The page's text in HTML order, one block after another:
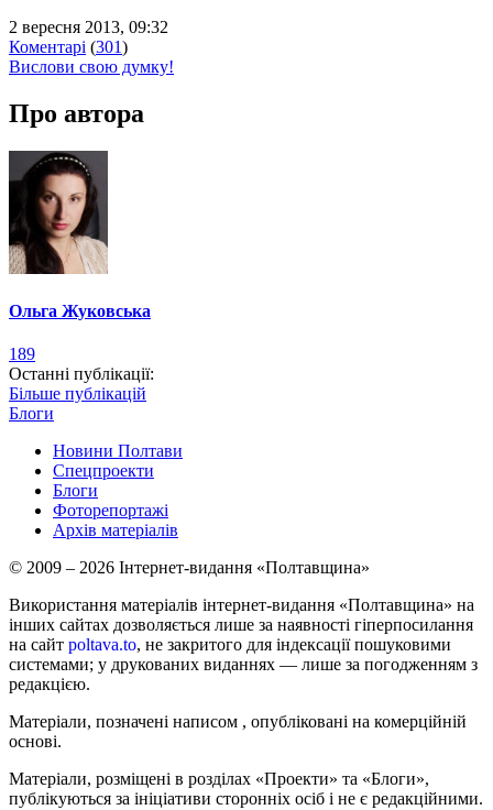
2 вересня 2013, 09:32
Коментарі (301)
Вислови свою думку!
Про автора
Ольга Жуковська
189
Останні публікації:
Більше публікацій
Блоги
Новини Полтави
Спецпроекти
Блоги
Фоторепортажі
Архів матеріалів
© 2009 – 2026 Інтернет-видання «Полтавщина»
Використання матеріалів інтернет-видання «Полтавщина» на
інших сайтах дозволяється лише за наявності гіперпосилання
на сайт poltava.to, не закритого для індексації пошуковими
системами; у друкованих виданнях — лише за погодженням з
редакцією.
Матеріали, позначені написом , опубліковані на комерційній
основі.
Матеріали, розміщені в розділах «Проекти» та «Блоги»,
публікуються за ініціативи сторонніх осіб і не є редакційними.